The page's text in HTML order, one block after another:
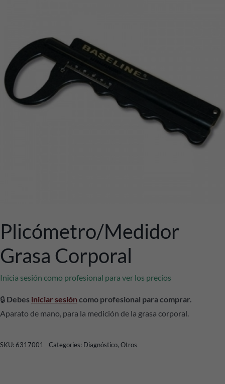
Plicómetro/medidor
Grasa Corporal
Inicia sesión como profesional para ver los precios
🔒 Debes iniciar sesión como profesional para comprar.
Aparato de mano, para la medición de la grasa corporal.
SKU:6317001 Categories: Diagnóstico, Otros